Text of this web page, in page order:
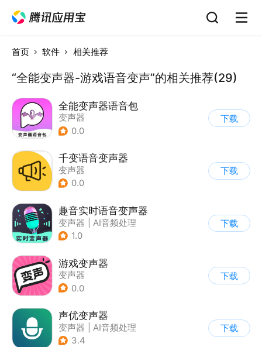
首页 软件 相关推荐
“全能变声器-游戏语音变声”的相关推荐(29)
全能变声器语音包
变声器
0.0
下载
千变语音变声器
变声器
0.0
下载
趣音实时语音变声器
变声器
AI音频处理
1.0
下载
游戏变声器
变声器
0.0
下载
声优变声器
变声器
AI音频处理
3.4
下载